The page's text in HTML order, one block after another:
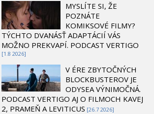
MYSLÍTE SI, ŽE
POZNÁTE
KOMIKSOVÉ FILMY?
TÝCHTO DVANÁSŤ ADAPTÁCIÍ VÁS
MOŽNO PREKVAPÍ. PODCAST VERTIGO
[1.8 2026]
V ÉRE ZBYTOČNÝCH
BLOCKBUSTEROV JE
ODYSEA VÝNIMOČNÁ.
PODCAST VERTIGO AJ O FILMOCH KAVEJ
2, PRAMEŇ A LEVITICUS [26.7 2026]